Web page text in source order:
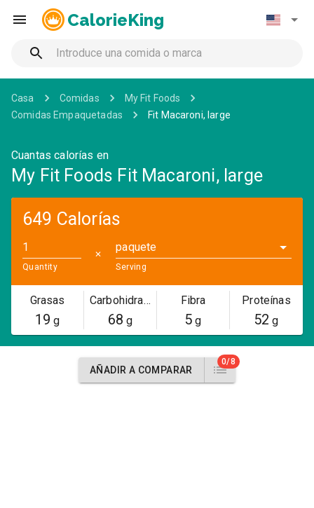
CalorieKing
Casa Comidas
My Fit Foods
Comidas Empaquetadas
Fit Macaroni, large
Cuantas calorías en
My Fit Foods Fit Macaroni, large
649 Calorías
Quantity
✕
paquete
Serving
Grasas
19 g
Carbohidratos
68 g
Fibra
5 g
Proteínas
52 g
AÑADIR A COMPARAR
0/8